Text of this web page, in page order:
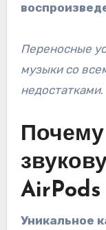
Переносные
музыки со
недостатками.
AirPods
Уникальное